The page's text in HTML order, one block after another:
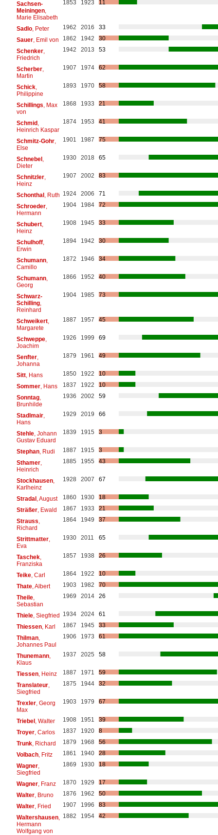
Sachsen-
Meiningen,
Marie Elisabeth
1853 1923 11
Sadlo, Peter 1962 2016
33
Sauer, Emil von 1862 1942
30
Schenker,
Friedrich
1942 2013 53
Scherber,
Martin
1907 1974 62
Schick,
Philippine
1893 1970 58
Schillings , Max
von
1868 1933 21
Schmid,
Heinrich Kaspar
1874 1953 41
Schmitz-Gohr,
Else
1901 1987 75
Schnebel,
Dieter
1930 2018 65
Schnitzler,
Heinz
1907 2002 83
Schonthal, Ruth 1924 2006
71
Schroeder,
Hermann
1904 1984 72
Schubert,
Heinz
1908 1945 33
Schulhoff,
Erwin
1894 1942 30
Schumann,
Camillo
1872 1946 34
Schumann,
Georg
1866 1952 40
Schwarz-
Schilling,
Reinhard
1904 1985 73
Schweikert,
Margarete
1887 1957 45
Schweppe,
Joachim
1926 1999 69
Senfter,
Johanna
1879 1961 49
Sitt, Hans 1850 1922
10
Sommer, Hans 1837 1922
10
Sonntag,
Brunhilde
1936 2002 59
Stadlmair,
Hans
1929 2019 66
Stehle, Johann
Gustav Eduard
1839 1915 3
Stephan, Rudi 1887 1915
3
Sthamer,
Heinrich
1885 1955 43
Stockhausen,
Karlheinz
1928 2007 67
Stradal, August 1860 1930
18
Sträßer, Ewald 1867 1933
21
Strauss
Richard
1864 1949 37
Strittmatter,
Eva
1930 2011 65
Taschek,
Franziska
1857 1938 26
Teike, Carl 1864 1922
10
Thate, Albert 1903 1982
70
Theile,
Sebastian
1969 2014 26
Thiele, Siegfried 1934 2024
61
Thiessen, Karl 1867 1945
33
Thilman,
Johannes Paul
1906 1973 61
Thunemann,
Klaus
1937 2025 58
Tiessen, Heinz 1887 1971
59
Translateur,
Siegfried
1875 1944 32
Trexler, Georg
Max
1903 1979 67
Triebel, Walter 1908 1951
39
Troyer, Carlos 1837 1920
8
Trunk, Richard 1879 1968
56
Volbach, Fritz 1861 1940
28
Wagner,
Siegfried
1869 1930 18
Wagner, Franz 1870 1929
17
Walter, Bruno 1876 1962
50
Walter, Fried 1907 1996
83
Waltershausen,
Hermann
Wolfgang von
1882 1954 42